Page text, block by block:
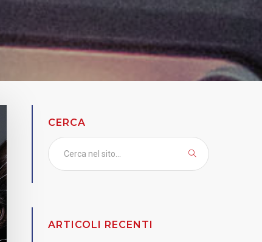
CERCA
ARTICOLI RECENTI